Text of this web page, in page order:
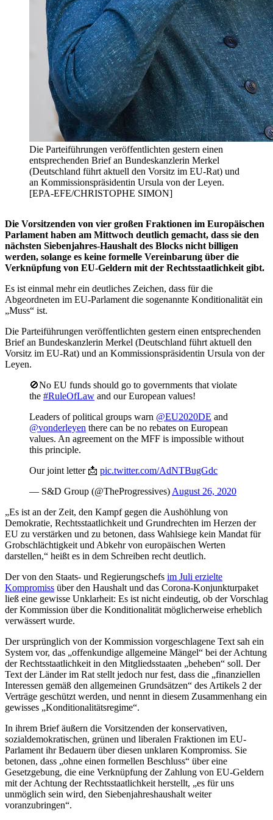
Die Parteiführungen veröffentlichten gestern einen
entsprechenden Brief an Bundeskanzlerin Merkel
(Deutschland führt aktuell den Vorsitz im EU-Rat) und
an Kommissionspräsidentin Ursula von der Leyen.
[EPA-EFE/CHRISTOPHE SIMON]
Die Vorsitzenden von vier großen Fraktionen im Europäischen
Parlament haben am Mittwoch deutlich gemacht, dass sie den
nächsten Siebenjahres-Haushalt des Blocks nicht billigen
werden, solange es keine formelle Vereinbarung über die
Verknüpfung von EU-Geldern mit der Rechtsstaatlichkeit gibt.
Es ist einmal mehr ein deutliches Zeichen, dass für die
Abgeordneten im EU-Parlament die sogenannte Konditionalität ein
„Muss“ ist.
Die Parteiführungen veröffentlichten gestern einen entsprechenden
Brief an Bundeskanzlerin Merkel (Deutschland führt aktuell den
Vorsitz im EU-Rat) und an Kommissionspräsidentin Ursula von der
Leyen.
🚫No EU funds should go to governments that violate
the #RuleOfLaw and our European values!
Leaders of political groups warn @EU2020DE and
@vonderleyen there can be no rebates on European
values. An agreement on the MFF is impossible without
this principle.
Our joint letter 📩 pic.twitter.com/AdNTBugGdc
— S&D Group (@TheProgressives) August 26, 2020
„Es ist an der Zeit, den Kampf gegen die Aushöhlung von
Demokratie, Rechtsstaatlichkeit und Grundrechten im Herzen der
EU zu verstärken und zu betonen, dass Wahlsiege kein Mandat für
Grobschlächtigkeit und Abkehr von europäischen Werten
darstellen,“ heißt es in dem Schreiben recht deutlich.
Der von den Staats- und Regierungschefs im Juli erzielte
Kompromiss über den Haushalt und das Corona-Konjunkturpaket
ließ eine gewisse Unklarheit: Es ist nicht eindeutig, ob der Vorschlag
der Kommission über die Konditionalität möglicherweise erheblich
verwässert wurde.
Der ursprünglich von der Kommission vorgeschlagene Text sah ein
System vor, das „offenkundige allgemeine Mängel“ bei der Achtung
der Rechtsstaatlichkeit in den Mitgliedsstaaten „beheben“ soll. Der
Text der Länder im Rat stellt jedoch nur fest, dass die „finanziellen
Interessen gemäß den allgemeinen Grundsätzen“ des Artikels 2 der
Verträge geschützt werden, und nennt in diesem Zusammenhang ein
gewisses „Konditionalitätsregime“.
In ihrem Brief äußern die Vorsitzenden der konservativen,
sozialdemokratischen, grünen und liberalen Fraktionen im EU-
Parlament ihr Bedauern über diesen unklaren Kompromiss. Sie
betonen, dass „ohne einen formellen Beschluss“ über eine
Gesetzgebung, die eine Verknüpfung der Zahlung von EU-Geldern
mit der Achtung der Rechtsstaatlichkeit herstellt, „es für uns
unmöglich sein wird, den Siebenjahreshaushalt weiter
voranzubringen“.